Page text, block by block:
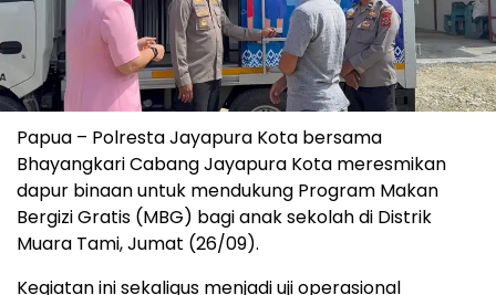
Papua – Polresta Jayapura Kota bersama
Bhayangkari Cabang Jayapura Kota meresmikan
dapur binaan untuk mendukung Program Makan
Bergizi Gratis (MBG) bagi anak sekolah di Distrik
Muara Tami, Jumat (26/09).
Kegiatan ini sekaligus menjadi uji operasional